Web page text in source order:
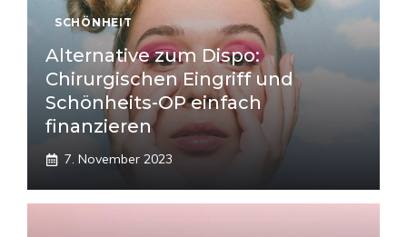
SCHÖNHEIT
Alternative zum Dispo:
Chirurgischen Eingriff und
Schönheits-OP einfach
finanzieren
7. November 2023